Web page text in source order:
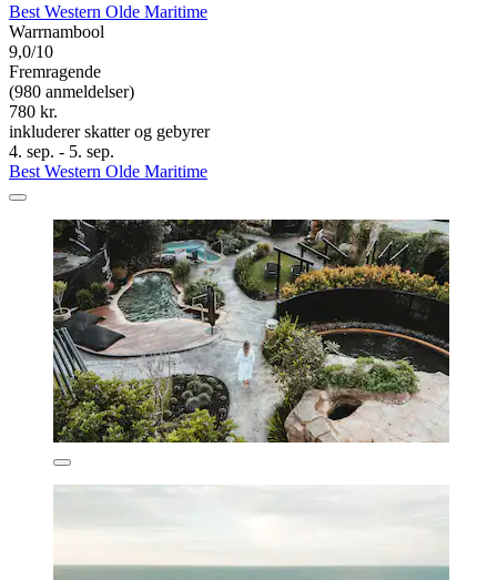
Best Western Olde Maritime
Warrnambool
9,0/10
Fremragende
(980 anmeldelser)
780 kr.
inkluderer skatter og gebyrer
4. sep. - 5. sep.
Best Western Olde Maritime